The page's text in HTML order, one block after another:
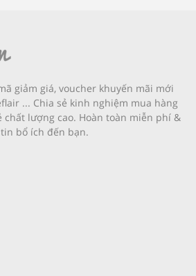
giảm giá, voucher khuyến mãi mới
... Chia sẻ kinh nghiệm mua hàng
chất lượng cao. Hoàn toàn miễn phí &
bổ ích đến bạn.